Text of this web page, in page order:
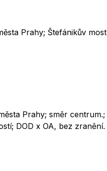
Prahy; Štefánikův most
Prahy; směr centrum.;
DOD x OA, bez zranění.